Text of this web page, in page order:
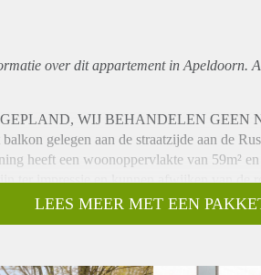
over ditappartementin Apeldoorn.
WIJ BEHANDELEN GEEN
gelegen aan de straatzijde aan de
heeft een woonoppervlakte van 59m²
ter impressie en kunnen afwijken van de
hal welke toegang geeft tot alle
LEES MEER MET EEN